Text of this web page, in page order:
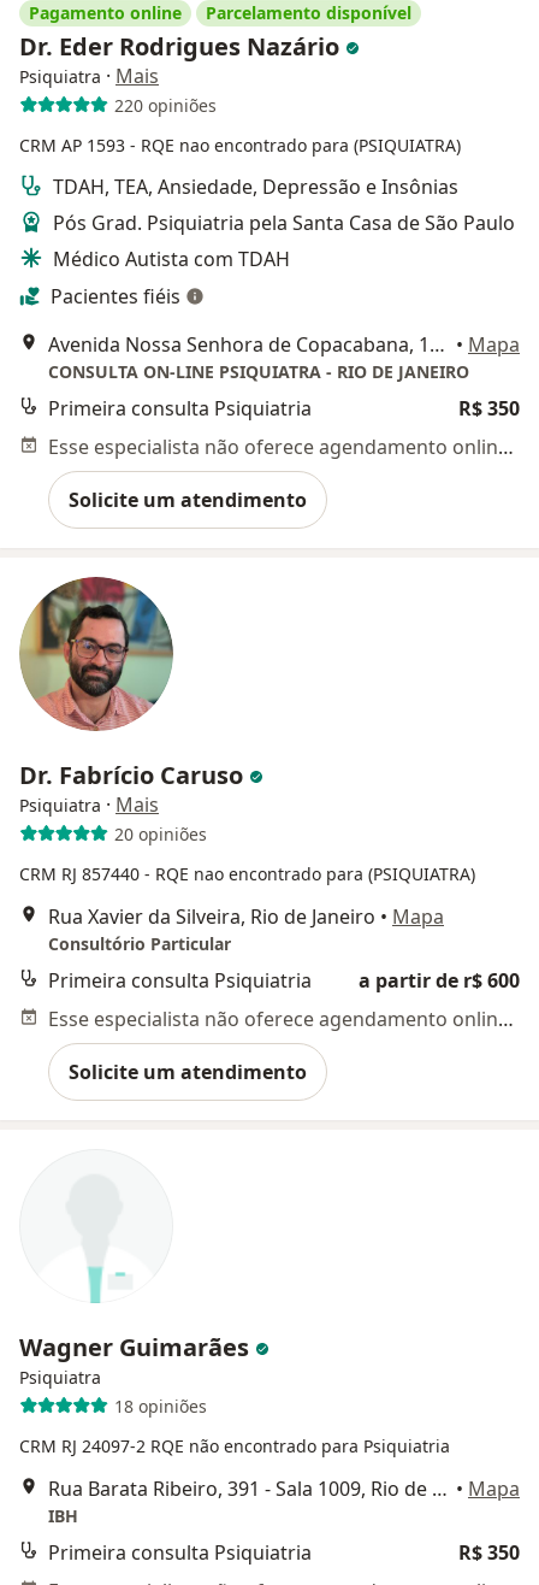
Pagamento online Parcelamento disponível
Dr. Eder Rodrigues Nazário
Psiquiatra · Mais
220 opiniões
CRM AP 1593 - RQE nao encontrado para (PSIQUIATRA)
TDAH, TEA, Ansiedade, Depressão e Insônias
Pós Grad. Psiquiatria pela Santa Casa de São Paulo
Médico Autista com TDAH
Pacientes fiéis
Avenida Nossa Senhora de Copacabana, 1000, Rio de Janeiro • Mapa
CONSULTA ON-LINE PSIQUIATRA - RIO DE JANEIRO
Primeira consulta Psiquiatria
R$ 350
Esse especialista não oferece agendamento online para esse endereço.
Solicite um atendimento
Dr. Fabrício Caruso
Psiquiatra · Mais
20 opiniões
CRM RJ 857440 - RQE nao encontrado para (PSIQUIATRA)
Rua Xavier da Silveira, Rio de Janeiro • Mapa
Consultório Particular
Primeira consulta Psiquiatria
a partir de r$ 600
Esse especialista não oferece agendamento online para esse endereço.
Solicite um atendimento
Wagner Guimarães
Psiquiatra
18 opiniões
CRM RJ 24097-2 RQE não encontrado para Psiquiatria
Rua Barata Ribeiro, 391 - Sala 1009, Rio de Janeiro • Mapa
IBH
Primeira consulta Psiquiatria
R$ 350